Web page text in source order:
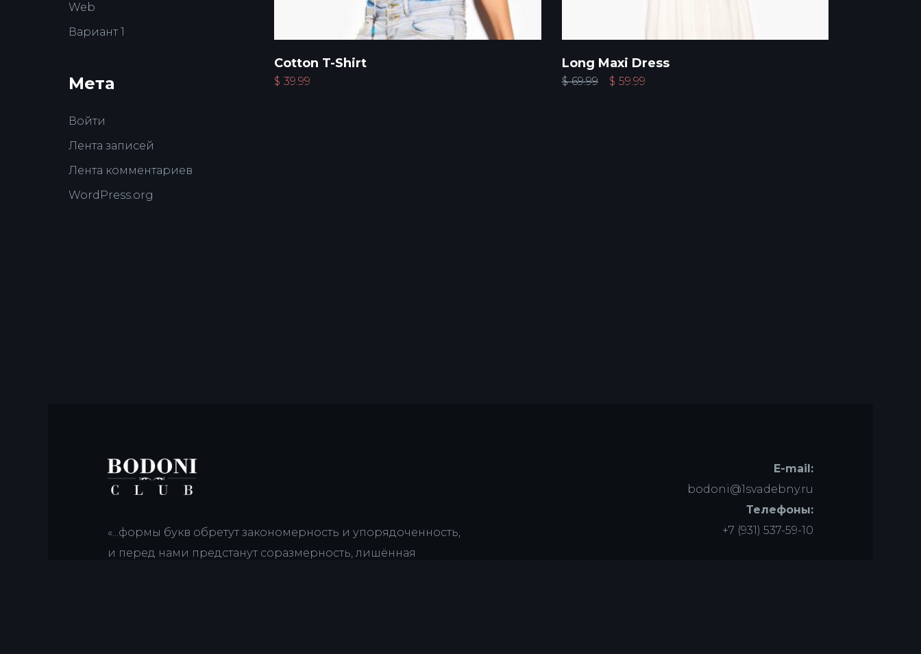
Cotton T-Shirt
$39.99
Long Maxi Dress
$69.99 $59.99
Web
Вариант 1
Мета
Войти
Лента записей
Лента комментариев
WordPress.org
«...формы букв обретут закономерность и упорядоченность,
и перед нами предстанут соразмерность, лишённая
E-mail:
bodoni@1svadebny.ru
Телефоны:
+7 (931) 537-59-10